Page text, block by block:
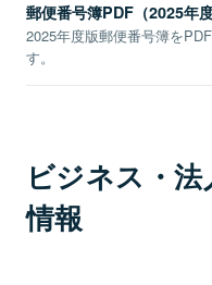
郵便番号簿PDF（2025年度
2025年度版郵便番号簿を
す。
ビジネス・
情報